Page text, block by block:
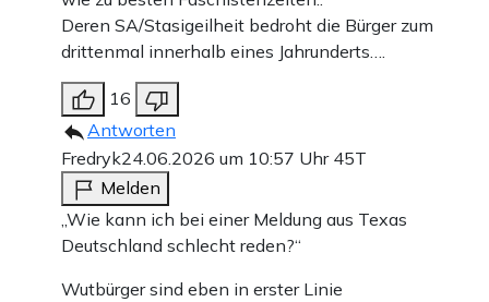
Deren SA/Stasigeilheit bedroht die Bürger zum
drittenmal innerhalb eines Jahrunderts….
16
Antworten
Fredryk24.06.2026 um 10:57 Uhr 45T
Melden
„Wie kann ich bei einer Meldung aus Texas
Deutschland schlecht reden?“
Wutbürger sind eben in erster Linie